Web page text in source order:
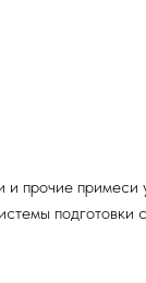
и прочие
подготовки